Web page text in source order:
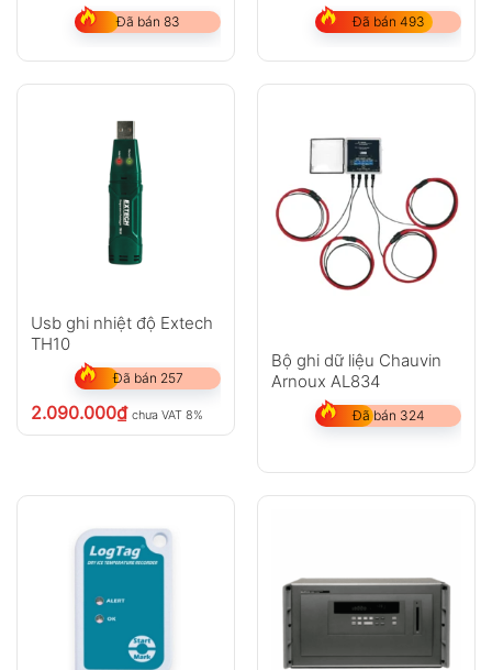
Đã bán 83 Đã bán 493
Usb ghi nhiệt độ Extech
TH10
Đã bán 257
2.090.000₫ chưa VAT 8%
Bộ ghi dữ liệu Chauvin
Arnoux AL834
Đã bán 324